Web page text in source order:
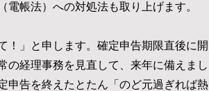
電帳法）への対処法も取り上げます。
！」と申します。確定申告期限直後に開
の経理事務を見直して、来年に備えまし
申告を終えたとたん「のど元過ぎれば熱